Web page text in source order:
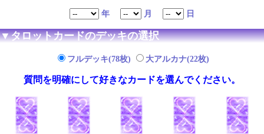
年 月 日
▼タロットカードのデッキの選択
フルデッキ(78枚) 大アルカナ(22枚)
質問を明確にして好きなカードを選んでください。